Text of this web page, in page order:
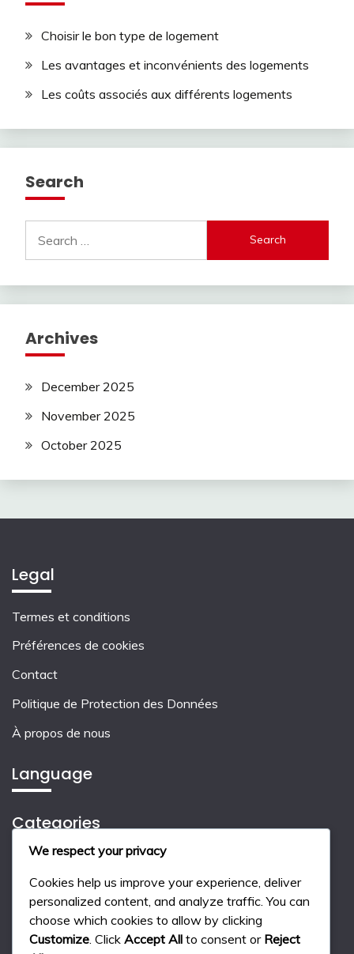
Choisir le bon type de logement
Les avantages et inconvénients des logements
Les coûts associés aux différents logements
Search
for:
Archives
December 2025
November 2025
October 2025
Legal
Termes et conditions
Préférences de cookies
Contact
Politique de Protection des Données
À propos de nous
Language
Categories
Les avantages et inconvénients des logements
Les coûts associés aux différents logements
We respect your privacy
Cookies help us improve your experience, deliver
personalized content, and analyze traffic. You can
choose which cookies to allow by clicking
Customize . Click Accept All to consent or Reject